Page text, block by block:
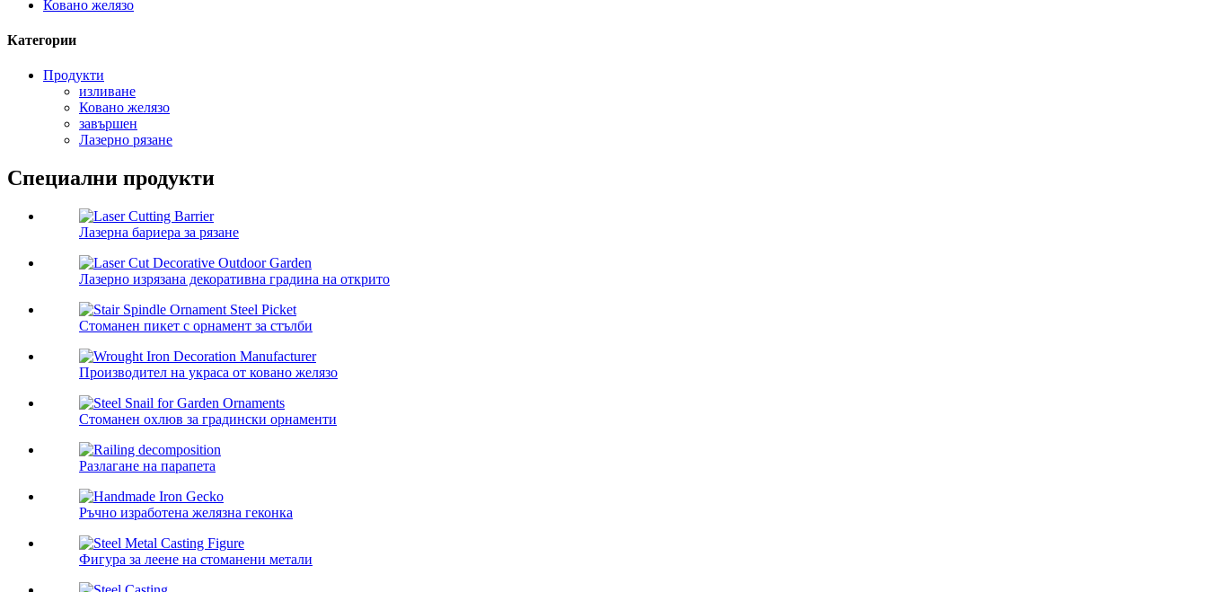
Ковано желязо
Категории
Продукти
изливане
Ковано желязо
завършен
Лазерно рязане
Специални продукти
Лазерна бариера за рязане
Лазерно изрязана декоративна градина на открито
Стоманен пикет с орнамент за стълби
Производител на украса от ковано желязо
Стоманен охлюв за градински орнаменти
Разлагане на парапета
Ръчно изработена желязна геконка
Фигура за леене на стоманени метали